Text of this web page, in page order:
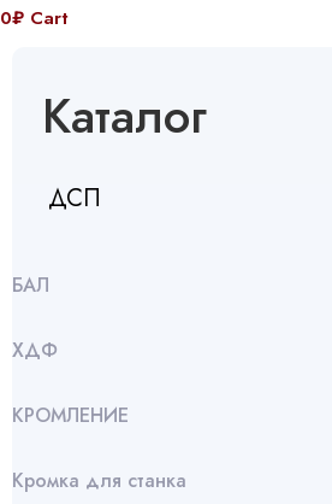
0₽ Cart
Каталог
ДСП
БАЛ
ХДФ
КРОМЛЕНИЕ
Кромка для станка